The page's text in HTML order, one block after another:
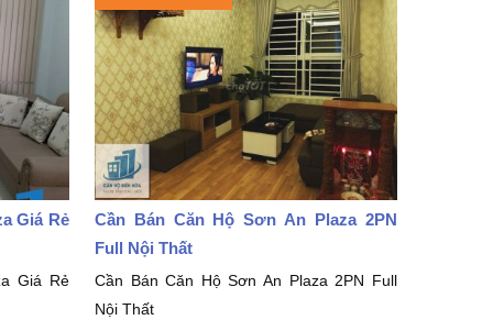
Giá Rẻ
Giá Rẻ
Cần Bán Căn Hộ Sơn An Plaza 2PN
Full Nội Thất
Cần Bán Căn Hộ Sơn An Plaza 2PN Full
Nội Thất